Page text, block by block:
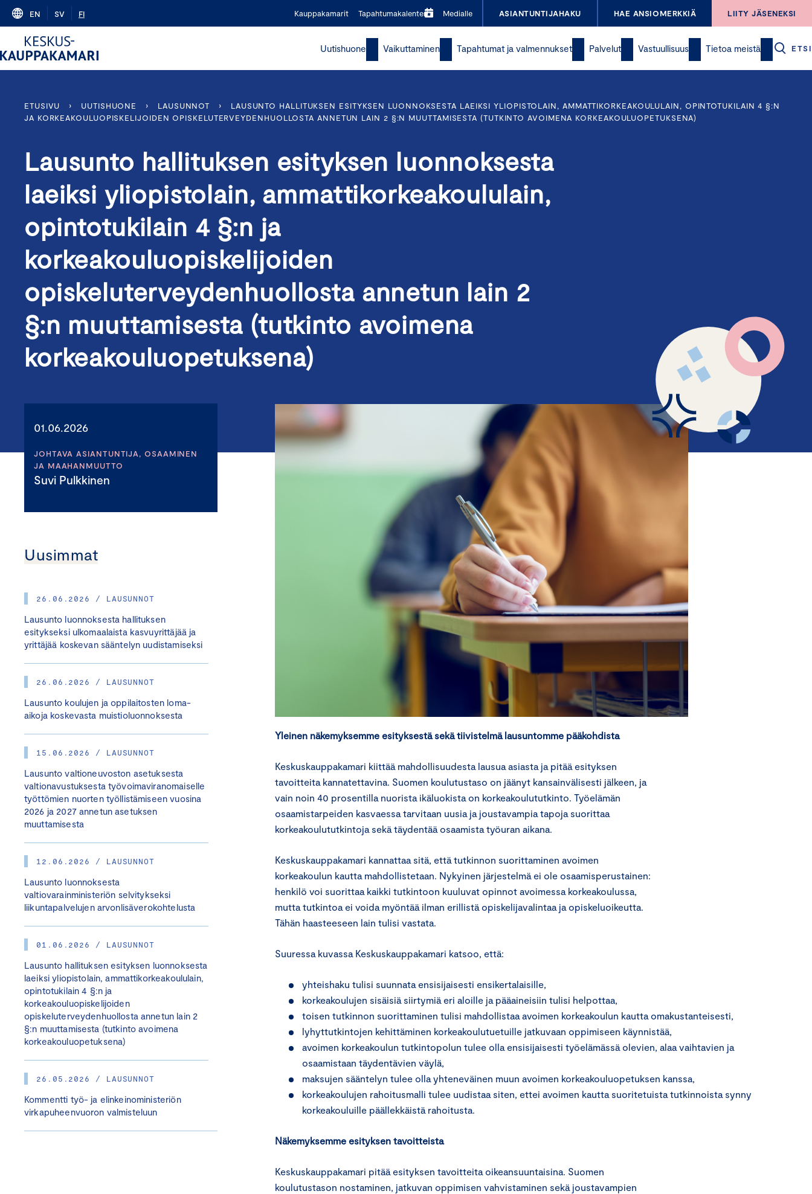
Skip
content
EN SV FI Kauppakamarit Tapahtumakalenteri Medialle ASIANTUNTIJAHAKU HAE ANSIOMERKKIÄ LIITY JÄSENEKSI
Uutishuone Vaikuttaminen Tapahtumat ja valmennukset Palvelut Vastuullisuus Tietoa meistä ETSI
ETUSIVU › UUTISHUONE › LAUSUNNOT ›
LAUSUNTO HALLITUKSEN ESITYKSEN LUONNOKSESTA LAEIKSI YLIOPISTOLAIN, AMMATTIKORKEAKOULULAIN, OPINTOTUKILAIN 4 §:N
JA KORKEAKOULUOPISKELIJOIDEN OPISKELUTERVEYDENHUOLLOSTA ANNETUN LAIN 2 §:N MUUTTAMISESTA (TUTKINTO AVOIMENA KORKEAKOULUOPETUKSENA)
Lausunto hallituksen esityksen luonnoksesta
laeiksi yliopistolain, ammattikorkeakoululain,
opintotukilain 4 §:n ja
korkeakouluopiskelijoiden
opiskeluterveydenhuollosta annetun lain 2
§:n muuttamisesta (tutkinto avoimena
korkeakouluopetuksena)
01.06.2026
JOHTAVA ASIANTUNTIJA, OSAAMINEN
JA MAAHANMUUTTO
Suvi Pulkkinen
Uusimmat
26.06.2026 / LAUSUNNOT
Lausunto luonnoksesta hallituksen
esitykseksi ulkomaalaista kasvuyrittäjää ja
yrittäjää koskevan sääntelyn uudistamiseksi
26.06.2026 / LAUSUNNOT
Lausunto koulujen ja oppilaitosten loma-
aikoja koskevasta muistioluonnoksesta
15.06.2026 / LAUSUNNOT
Lausunto valtioneuvoston asetuksesta
valtionavustuksesta työvoimaviranomaiselle
työttömien nuorten työllistämiseen vuosina
2026 ja 2027 annetun asetuksen
muuttamisesta
12.06.2026 / LAUSUNNOT
Lausunto luonnoksesta
valtiovarainministeriön selvitykseksi
liikuntapalvelujen arvonlisäverokohtelusta
01.06.2026 / LAUSUNNOT
Lausunto hallituksen esityksen luonnoksesta
laeiksi yliopistolain, ammattikorkeakoululain,
opintotukilain 4 §:n ja
korkeakouluopiskelijoiden
opiskeluterveydenhuollosta annetun lain 2
§:n muuttamisesta (tutkinto avoimena
korkeakouluopetuksena)
26.05.2026 / LAUSUNNOT
Kommentti työ- ja elinkeinoministeriön
virkapuheenvuoron valmisteluun
Yleinen näkemyksemme esityksestä sekä tiivistelmä lausuntomme pääkohdista
Keskuskauppakamari kiittää mahdollisuudesta lausua asiasta ja pitää esityksen
tavoitteita kannatettavina. Suomen koulutustaso on jäänyt kansainvälisesti jälkeen, ja
vain noin 40 prosentilla nuorista ikäluokista on korkeakoulututkinto. Työelämän
osaamistarpeiden kasvaessa tarvitaan uusia ja joustavampia tapoja suorittaa
korkeakoulututkintoja sekä täydentää osaamista työuran aikana.
Keskuskauppakamari kannattaa sitä, että tutkinnon suorittaminen avoimen
korkeakoulun kautta mahdollistetaan. Nykyinen järjestelmä ei ole osaamisperustainen:
henkilö voi suorittaa kaikki tutkintoon kuuluvat opinnot avoimessa korkeakoulussa,
mutta tutkintoa ei voida myöntää ilman erillistä opiskelijavalintaa ja opiskeluoikeutta.
Tähän haasteeseen lain tulisi vastata.
Suuressa kuvassa Keskuskauppakamari katsoo, että:
yhteishaku tulisi suunnata ensisijaisesti ensikertalaisille,
korkeakoulujen sisäisiä siirtymiä eri aloille ja pääaineisiin tulisi helpottaa,
toisen tutkinnon suorittaminen tulisi mahdollistaa avoimen korkeakoulun kautta omakustanteisesti,
lyhyttutkintojen kehittäminen korkeakoulutuetuille jatkuvaan oppimiseen käynnistää,
avoimen korkeakoulun tutkintopolun tulee olla ensisijaisesti työelämässä olevien, alaa vaihtavien ja
osaamistaan täydentävien väylä,
maksujen sääntelyn tulee olla yhteneväinen muun avoimen korkeakouluopetuksen kanssa,
korkeakoulujen rahoitusmalli tulee uudistaa siten, ettei avoimen kautta suoritetuista tutkinnoista synny
korkeakouluille päällekkäistä rahoitusta.
Näkemyksemme esityksen tavoitteista
Keskuskauppakamari pitää esityksen tavoitteita oikeansuuntaisina. Suomen
koulutustason nostaminen, jatkuvan oppimisen vahvistaminen sekä joustavampien